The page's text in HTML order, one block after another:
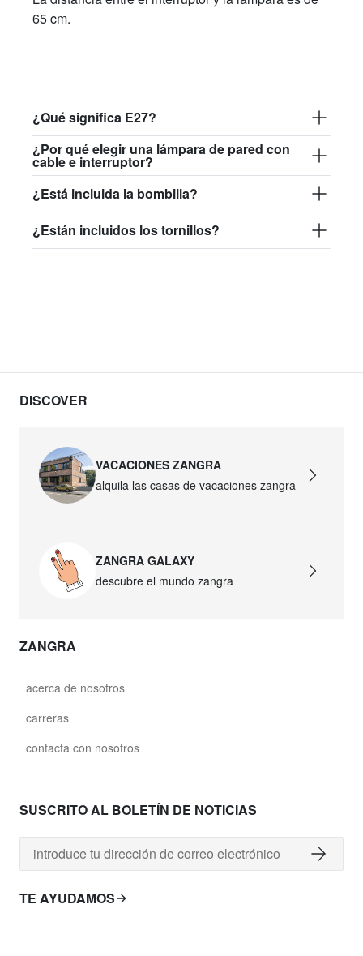
65 cm.
¿Qué significa E27?
¿Por qué elegir una lámpara de pared con
cable e interruptor?
¿Está incluida la bombilla?
¿Están incluidos los tornillos?
DISCOVER
VACACIONES ZANGRA
alquila las casas de vacaciones zangra
ZANGRA GALAXY
descubre el mundo zangra
ZANGRA
acerca de nosotros
carreras
contacta con nosotros
SUSCRITO AL BOLETÍN DE NOTICIAS
TE AYUDAMOS